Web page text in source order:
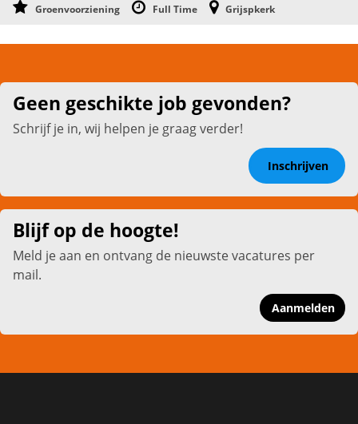
Groenvoorziening Full Time Grijspkerk
Geen geschikte job gevonden?
Schrijf je in, wij helpen je graag verder!
Inschrijven
Blijf op de hoogte!
Meld je aan en ontvang de nieuwste vacatures per
mail.
Aanmelden